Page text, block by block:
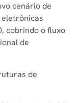
cenário de
cobrindo o fluxo
de
de